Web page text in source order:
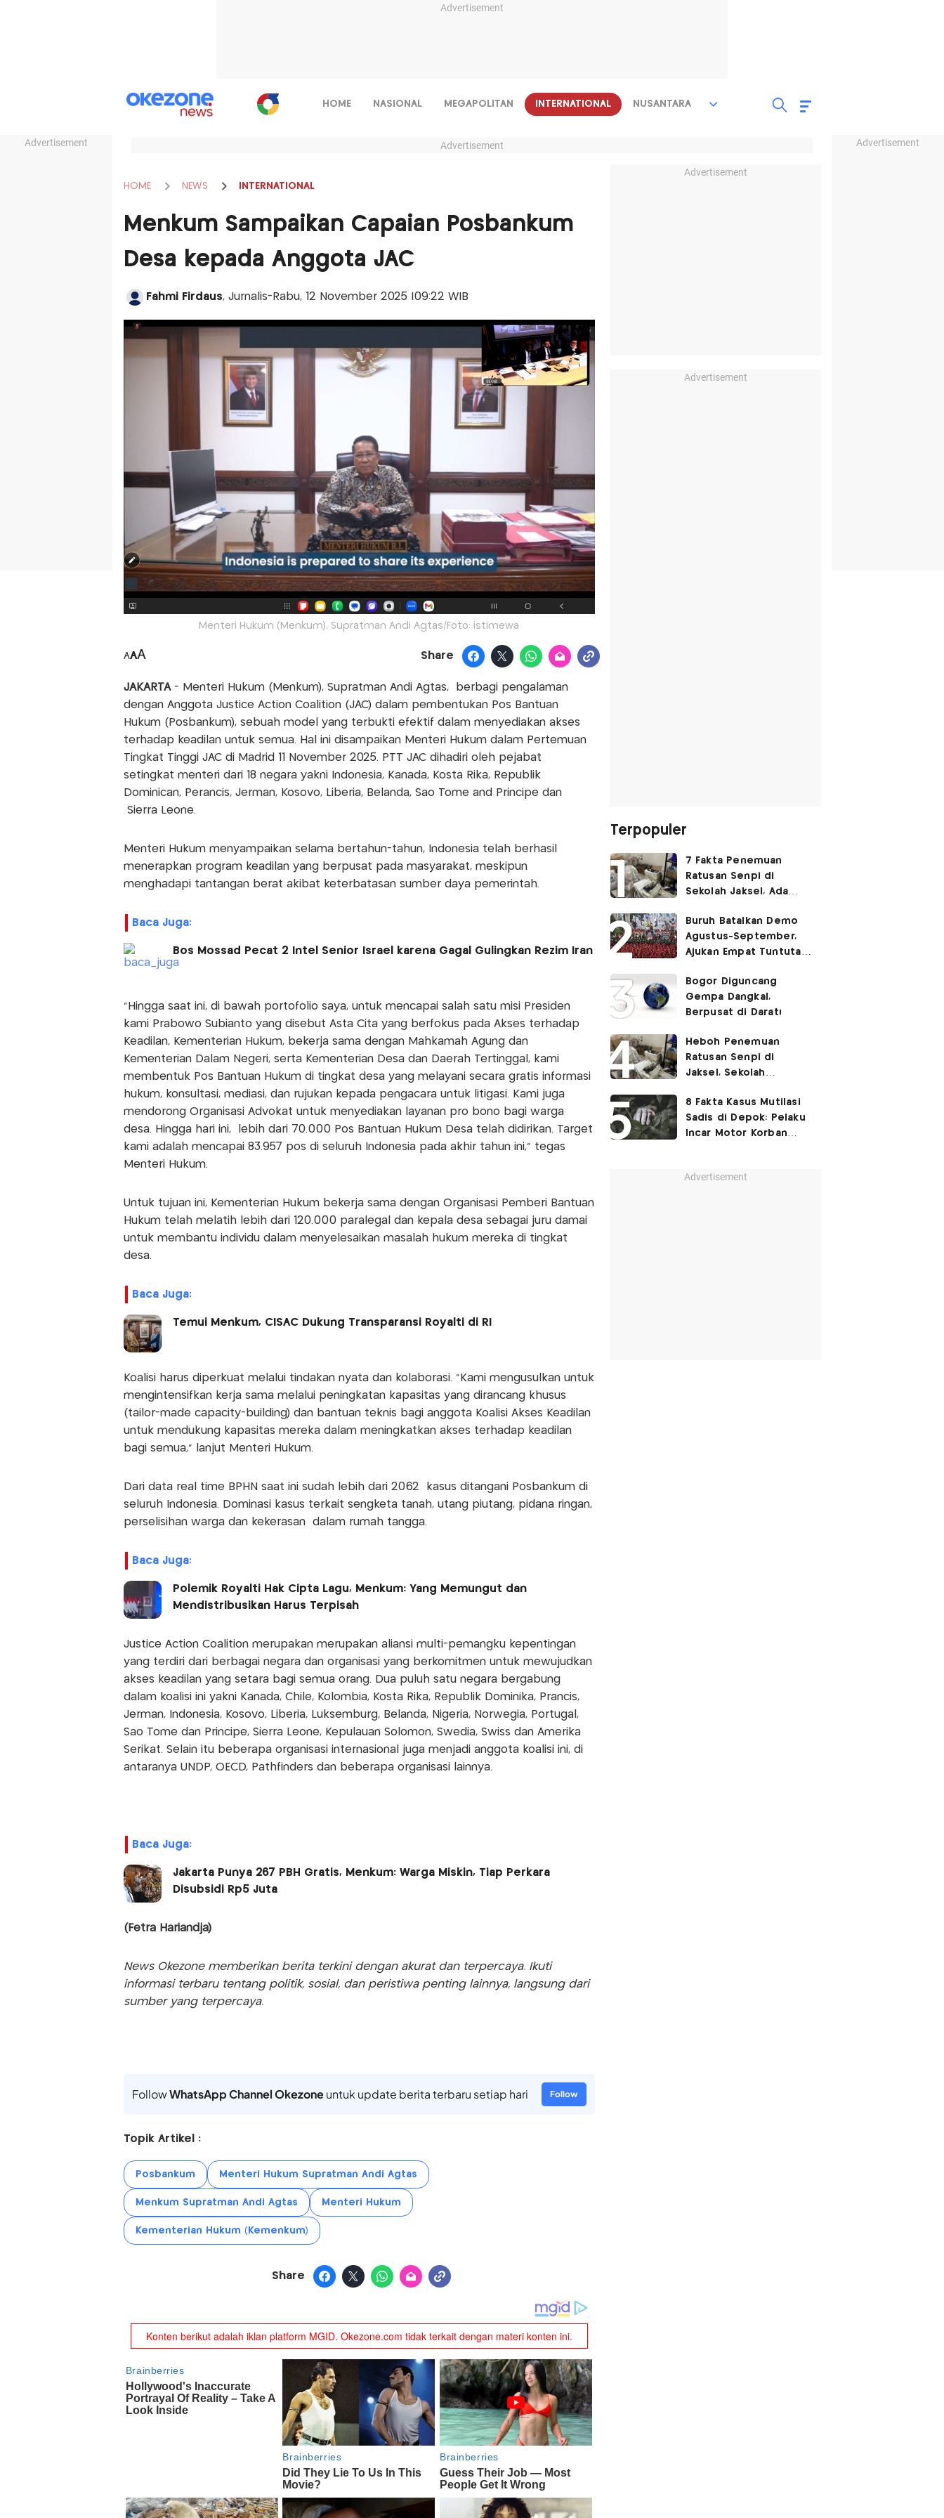
Advertisement
Advertisement Advertisement
HOME NASIONAL MEGAPOLITAN INTERNATIONAL NUSANTARA
Advertisement
HOME NEWS INTERNATIONAL
Menkum Sampaikan Capaian Posbankum
Desa kepada Anggota JAC
Fahmi Firdaus, Jurnalis-Rabu, 12 November 2025 |09:22 WIB
Menteri Hukum (Menkum), Supratman Andi Agtas/Foto: istimewa
AAA Share
JAKARTA- Menteri Hukum (Menkum), Supratman Andi Agtas, berbagi pengalaman
dengan Anggota Justice Action Coalition (JAC) dalam pembentukan Pos Bantuan
Hukum (Posbankum), sebuah model yang terbukti efektif dalam menyediakan akses
terhadap keadilan untuk semua. Hal ini disampaikan Menteri Hukum dalam Pertemuan
Tingkat Tinggi JAC di Madrid 11 November 2025. PTT JAC dihadiri oleh pejabat
setingkat menteri dari 18 negara yakni Indonesia, Kanada, Kosta Rika, Republik
Dominican, Perancis, Jerman, Kosovo, Liberia, Belanda, São Tomé and Principe dan
Sierra Leone.
Menteri Hukum menyampaikan selama bertahun-tahun, Indonesia telah berhasil
menerapkan program keadilan yang berpusat pada masyarakat, meskipun
menghadapi tantangan berat akibat keterbatasan sumber daya pemerintah.
Baca Juga:
Bos Mossad Pecat 2 Intel Senior Israel karena Gagal Gulingkan Rezim Iran
“Hingga saat ini, di bawah portofolio saya, untuk mencapai salah satu misi Presiden
kami Prabowo Subianto yang disebut Asta Cita yang berfokus pada Akses terhadap
Keadilan, Kementerian Hukum, bekerja sama dengan Mahkamah Agung dan
Kementerian Dalam Negeri, serta Kementerian Desa dan Daerah Tertinggal, kami
membentuk Pos Bantuan Hukum di tingkat desa yang melayani secara gratis informasi
hukum, konsultasi, mediasi, dan rujukan kepada pengacara untuk litigasi. Kami juga
mendorong Organisasi Advokat untuk menyediakan layanan pro bono bagi warga
desa. Hingga hari ini, lebih dari 70.000 Pos Bantuan Hukum Desa telah didirikan. Target
kami adalah mencapai 83.957 pos di seluruh Indonesia pada akhir tahun ini,” tegas
Menteri Hukum.
Untuk tujuan ini, Kementerian Hukum bekerja sama dengan Organisasi Pemberi Bantuan
Hukum telah melatih lebih dari 120.000 paralegal dan kepala desa sebagai juru damai
untuk membantu individu dalam menyelesaikan masalah hukum mereka di tingkat
desa.
Baca Juga:
Temui Menkum, CISAC Dukung Transparansi Royalti di RI
Koalisi harus diperkuat melalui tindakan nyata dan kolaborasi. “Kami mengusulkan untuk
mengintensifkan kerja sama melalui peningkatan kapasitas yang dirancang khusus
(tailor-made capacity-building) dan bantuan teknis bagi anggota Koalisi Akses Keadilan
untuk mendukung kapasitas mereka dalam meningkatkan akses terhadap keadilan
bagi semua,” lanjut Menteri Hukum.
Dari data real time BPHN saat ini sudah lebih dari 2062 kasus ditangani Posbankum di
seluruh Indonesia. Dominasi kasus terkait sengketa tanah, utang piutang, pidana ringan,
perselisihan warga dan kekerasan dalam rumah tangga.
Baca Juga:
Polemik Royalti Hak Cipta Lagu, Menkum: Yang Memungut dan
Mendistribusikan Harus Terpisah
Justice Action Coalition merupakan merupakan aliansi multi-pemangku kepentingan
yang terdiri dari berbagai negara dan organisasi yang berkomitmen untuk mewujudkan
akses keadilan yang setara bagi semua orang. Dua puluh satu negara bergabung
dalam koalisi ini yakni Kanada, Chile, Kolombia, Kosta Rika, Republik Dominika, Prancis,
Jerman, Indonesia, Kosovo, Liberia, Luksemburg, Belanda, Nigeria, Norwegia, Portugal,
São Tomé dan Príncipe, Sierra Leone, Kepulauan Solomon, Swedia, Swiss dan Amerika
Serikat. Selain itu beberapa organisasi internasional juga menjadi anggota koalisi ini, di
antaranya UNDP, OECD, Pathfinders dan beberapa organisasi lainnya.
Baca Juga:
Jakarta Punya 267 PBH Gratis, Menkum: Warga Miskin, Tiap Perkara
Disubsidi Rp5 Juta
(Fetra Hariandja)
News Okezone memberikan berita terkini dengan akurat dan terpercaya. Ikuti
informasi terbaru tentang politik, sosial, dan peristiwa penting lainnya, langsung dari
sumber yang terpercaya.
FollowWhatsApp Channel Okezoneuntuk update berita terbaru setiap hari Follow
Topik Artikel :
Posbankum Menteri Hukum Supratman Andi Agtas
Menkum Supratman Andi Agtas Menteri Hukum
Kementerian Hukum (Kemenkum)
Share
Advertisement
Advertisement
Terpopuler
7 Fakta Penemuan
Ratusan Senpi di
Sekolah Jaksel, Ada
Ruang Bunker
Buruh Batalkan Demo
Agustus-September,
Ajukan Empat Tuntutan
Bogor Diguncang
Gempa Dangkal,
Berpusat di Darat!
Heboh Penemuan
Ratusan Senpi di
Jaksel, Sekolah
Kegiatan Eskul
Menembak
8 Fakta Kasus Mutilasi
Sadis di Depok: Pelaku
Incar Motor Korban
Advertisement